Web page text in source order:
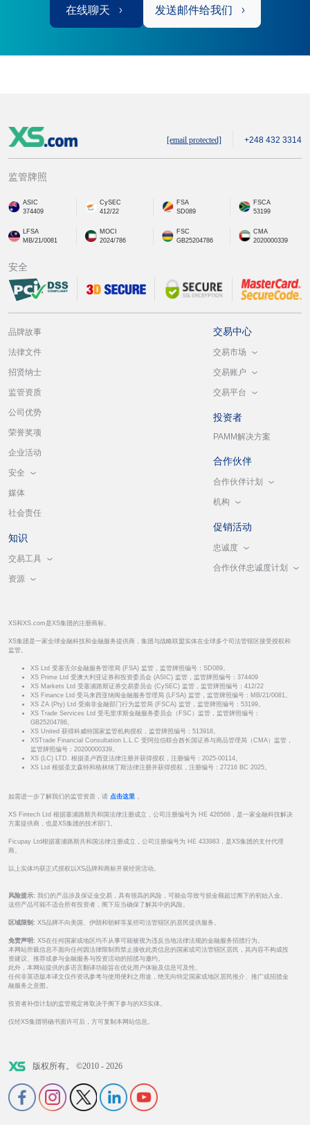
在线聊天 发送邮件给我们
[email protected] +248 432 3314
监管牌照
ASIC
374409
CySEC
412/22
FSA
SD089
FSCA
53199
LFSA
MB/21/0081
MOCI
2024/786
FSC
GB25204786
CMA
2020000339
安全
品牌故事
法律文件
招贤纳士
监管资质
公司优势
荣誉奖项
企业活动
安全
媒体
社会责任
知识
交易工具
资源
交易中心
交易市场
交易账户
交易平台
投资者
PAMM解决方案
合作伙伴
合作伙伴计划
机构
促销活动
忠诚度
合作伙伴忠诚度计划
XS和XS.com是XS集团的注册商标。
XS集团是一家全球金融科技和金融服务提供商，集团与战略联盟实体在全球多个司法管辖区接受授权和
监管。
XS Ltd 受塞舌尔金融服务管理局 (FSA) 监管，监管牌照编号：SD089。
XS Prime Ltd 受澳大利亚证券和投资委员会 (ASIC) 监管，监管牌照编号：374409
XS Markets Ltd 受塞浦路斯证券交易委员会 (CySEC) 监管，监管牌照编号：412/22
XS Finance Ltd 受马来西亚纳闽金融服务管理局 (LFSA) 监管，监管牌照编号：MB/21/0081。
XS ZA (Pty) Ltd 受南非金融部门行为监管局 (FSCA) 监管，监管牌照编号：53199。
XS Trade Services Ltd 受毛里求斯金融服务委员会（FSC）监管，监管牌照编号：
GB25204786。
XS United 获得科威特国家监管机构授权，监管牌照编号：513918。
XSTrade Financial Consultation L.L.C 受阿拉伯联合酋长国证券与商品管理局（CMA）监管，
监管牌照编号：20200000339。
XS (LC) LTD. 根据圣卢西亚法律注册并获得授权，注册编号：2025-00114。
XS Ltd 根据圣文森特和格林纳丁斯法律注册并获得授权，注册编号：27216 BC 2025。
如需进一步了解我们的监管资质，请 点击这里 。
XS Fintech Ltd 根据塞浦路斯共和国法律注册成立，公司注册编号为 HE 426566，是一家金融科技解决
方案提供商，也是XS集团的技术部门。
Ficupay Ltd根据塞浦路斯共和国法律注册成立，公司注册编号为 HE 433983，是XS集团的支付代理
商。
以上实体均获正式授权以XS品牌和商标开展经营活动。
风险提示: 我们的产品涉及保证金交易，具有很高的风险，可能会导致亏损金额超过阁下的初始入金。
这些产品可能不适合所有投资者，阁下应当确保了解其中的风险。
区域限制: XS品牌不向美国、伊朗和朝鲜等某些司法管辖区的居民提供服务。
免责声明: XS在任何国家或地区均不从事可能被视为违反当地法律法规的金融服务招揽行为。
本网站所载信息不面向任何因法律限制而禁止接收此类信息的国家或司法管辖区居民，其内容不构成投
资建议、推荐或参与金融服务与投资活动的招揽与邀约。
此外，本网站提供的多语言翻译功能旨在优化用户体验及信息可及性。
任何非英语版本译文仅作资讯参考与使用便利之用途，绝无向特定国家或地区居民推介、推广或招揽金
融服务之意图。
投资者补偿计划的监管规定将取决于阁下参与的XS实体。
仅经XS集团明确书面许可后，方可复制本网站信息。
版权所有。 ©2010 - 2026